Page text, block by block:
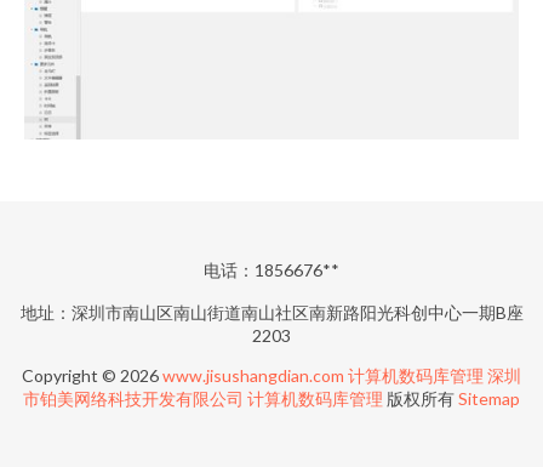
电话：1856676**
地址：深圳市南山区南山街道南山社区南新路阳光科创中心一期B座
2203
Copyright © 2026www.jisushangdian.com 计算机数码库管理 深圳
市铂美网络科技开发有限公司 计算机数码库管理 版权所有Sitemap